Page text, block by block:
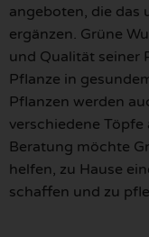
angeboten, die das
ergänzen. Grüne
und Qualität seiner
Pflanze in
Pflanzen werden
verschiedene
Beratung möchte
helfen, zu Hause
schaffen und zu